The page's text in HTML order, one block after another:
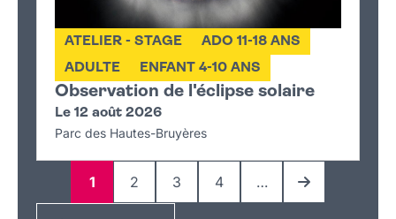
Observation de l'éclipse solaire
ATELIER - STAGE
ADO 11-18 ANS
ADULTE
ENFANT 4-10 ANS
Le 12 août 2026
Parc des Hautes-Bruyères
Page
1
Page
2
Page
3
Page
4 …
Page suivante